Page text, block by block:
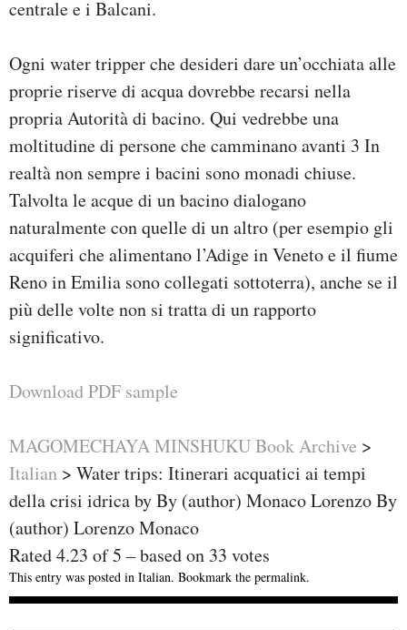
centrale e i Balcani.
Ogni water tripper che desideri dare un’occhiata alle
proprie riserve di acqua dovrebbe recarsi nella
propria Autorità di bacino. Qui vedrebbe una
moltitudine di persone che camminano avanti 3 In
realtà non sempre i bacini sono monadi chiuse.
Talvolta le acque di un bacino dialogano
naturalmente con quelle di un altro (per esempio gli
acquiferi che alimentano l’Adige in Veneto e il fiume
Reno in Emilia sono collegati sottoterra), anche se il
più delle volte non si tratta di un rapporto
significativo.
Download PDF sample
MAGOMECHAYA MINSHUKU Book Archive >
Italian > Water trips: Itinerari acquatici ai tempi
della crisi idrica by By (author) Monaco Lorenzo By
(author) Lorenzo Monaco
Rated4.23 of5 – based on 33 votes
This entry was posted in Italian. Bookmark the permalink.